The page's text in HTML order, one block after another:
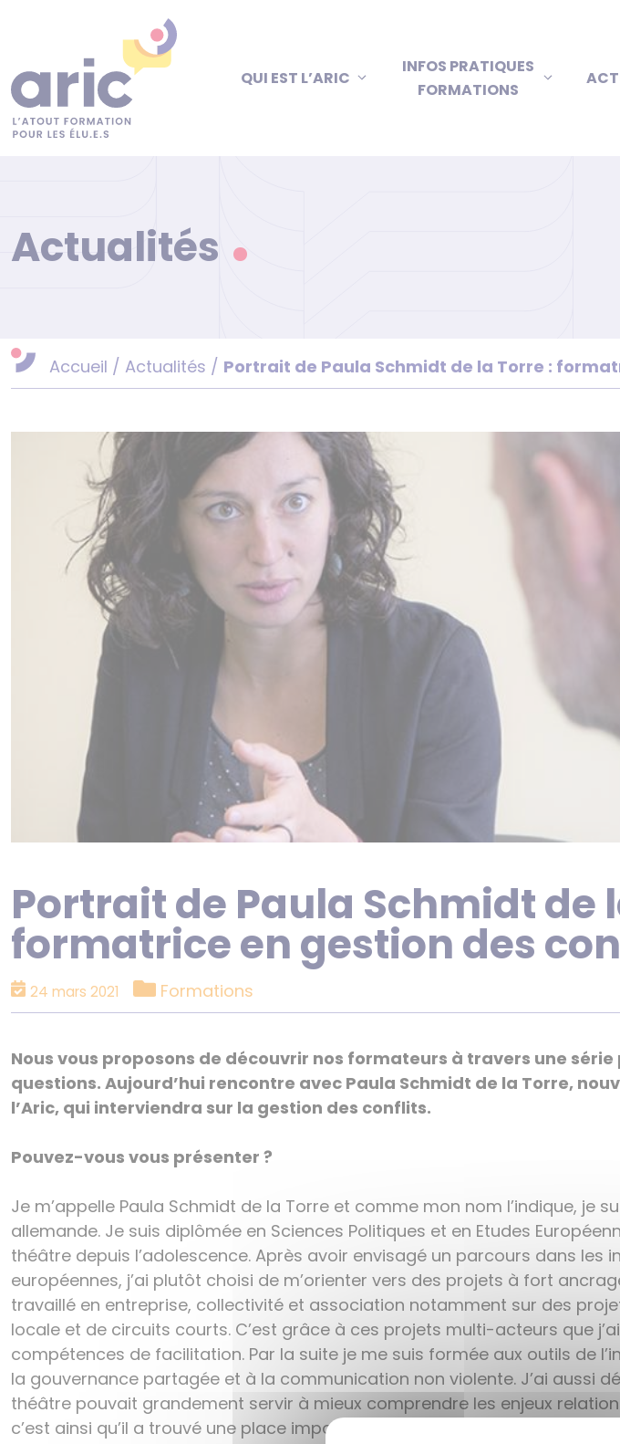
QUI EST L’ARIC
INFOS PRATIQUES
FORMATIONS
Actualités
Accueil / Actualités / Portrait de Paula Schmidt de la Torre :
Portrait de Paula Schmidt de
formatrice en gestion des
24 mars 2021 Catégories
Formations
Nous vous proposons de découvrir nos formateurs à travers une
questions. Aujourd’hui rencontre avec Paula Schmidt de la Torre,
l’Aric, qui interviendra sur la gestion des conflits.
Pouvez-vous vous présenter ?
Je m’appelle Paula Schmidt de la Torre et comme mon nom l’indique, je
allemande. Je suis diplômée en Sciences Politiques et en Etudes
théâtre depuis l’adolescence. Après avoir envisagé un parcours dans les
européennes, j’ai plutôt choisi de m’orienter vers des projets à fort
travaillé en entreprise, collectivité et association notamment sur des
locale et de circuits courts. C’est grâce à ces projets multi-acteurs que
compétences de facilitation. Par la suite je me suis formée aux outils de
la gouvernance partagée et à la communication non violente. J’ai aussi
théâtre pouvait grandement servir à mieux comprendre les enjeux
c’est ainsi qu’il a trouvé une place importante dans ma malle à outils.